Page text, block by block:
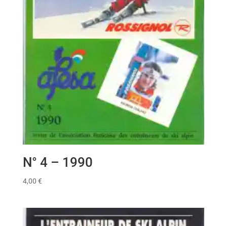
N° 4 – 1990
4,00 €